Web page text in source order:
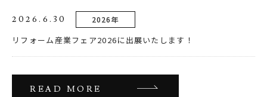
2026.6.30 2026年
リフォーム産業フェア2026に出展いたします！
READ MORE